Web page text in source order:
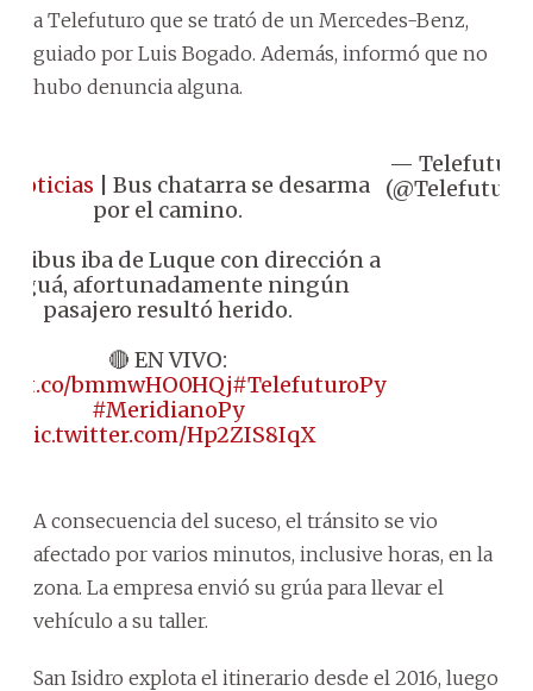
a Telefuturo que se trató de un Mercedes-Benz,
guiado por Luis Bogado. Además, informó que no
hubo denuncia alguna.
| Bus chatarra se desarma
por el camino.
iba de Luque con dirección a
afortunadamente ningún
pasajero resultó herido.
🔴 EN VIVO:
t.co/bmmwHO0HQj#TelefuturoPy
#MeridianoPy
pic.twitter.com/Hp2ZIS8IqX
— Telefuturo
(@Telefuturo)
A consecuencia del suceso, el tránsito se vio
afectado por varios minutos, inclusive horas, en la
zona. La empresa envió su grúa para llevar el
vehículo a su taller.
San Isidro explota el itinerario desde el 2016, luego